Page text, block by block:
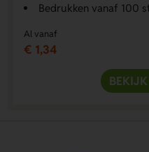
Bedrukken vanaf 100
Al vanaf
€ 1,34